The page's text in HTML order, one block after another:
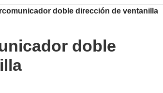
doble dirección de ventanilla
doble